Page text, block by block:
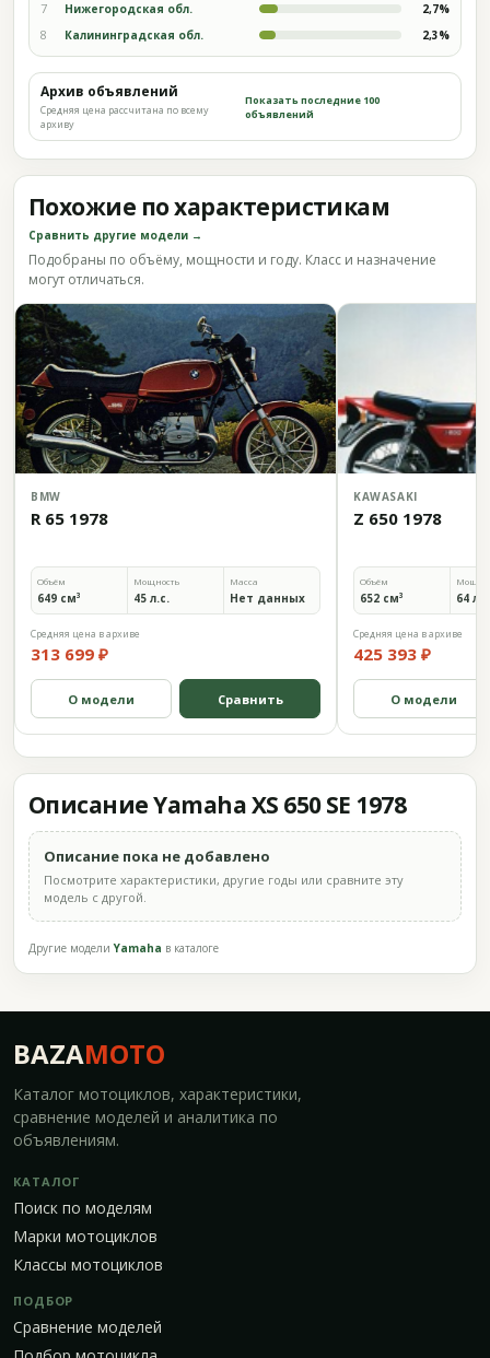
7 Нижегородская обл. 2,7%
8 Калининградская обл. 2,3%
Архив объявлений
Средняя цена рассчитана по всему
архиву
Показать последние 100
объявлений
Похожие по характеристикам
Сравнить другие модели →
Подобраны по объёму, мощности и году. Класс и назначение
могут отличаться.
BMW
R 65 1978
Объём
649 см³
Мощность
45 л.с.
Масса
Нет данных
Средняя цена в архиве
313 699 ₽
О модели Сравнить
KAWASAKI
Z 650 1978
Объём
652 см³ 64
Средняя цена в архиве
425 393 ₽
О модели
Описание Yamaha XS 650 SE 1978
Описание пока не добавлено
Посмотрите характеристики, другие годы или сравните эту
модель с другой.
Другие моделиYamaha в каталоге
BAZAMOTO
Каталог мотоциклов, характеристики,
сравнение моделей и аналитика по
объявлениям.
КАТАЛОГ
Поиск по моделям
Марки мотоциклов
Классы мотоциклов
ПОДБОР
Сравнение моделей